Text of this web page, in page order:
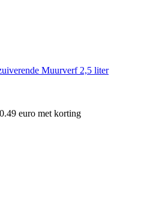
Muurverf 2,5 liter
euro met korting